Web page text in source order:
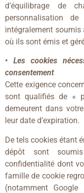
d’équilibrage de
personnalisation
intégralement soumis
où ils sont émis et
• Les cookies
consentement
Cette exigence
sont qualifiés de «
demeurent dans
leur date d’expiration.
De tels cookies étant
dépôt sont
confidentialité dont
famille de cookie
(notamment